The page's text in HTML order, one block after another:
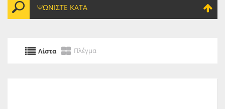
ΨΩΝΊΣΤΕ ΚΑΤΆ
Λίστα Πλέγμα